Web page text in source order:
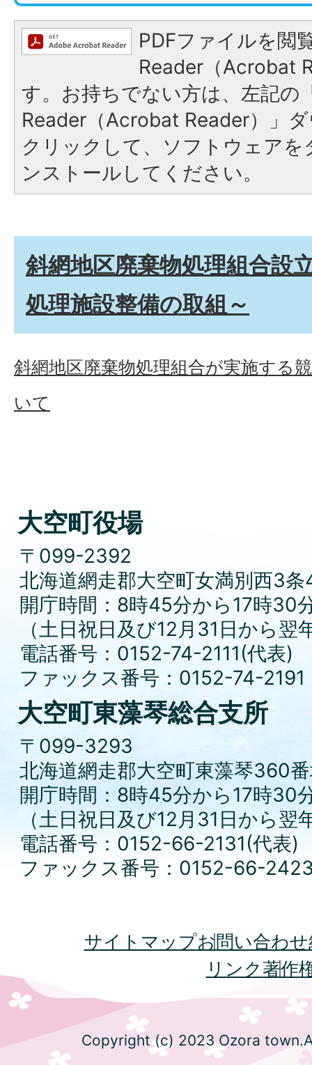
PDFファイルを閲
Reader（Acrobat
す。お持ちでない方は、左記の
Reader（Acrobat Reader）」
クリックして、ソフトウェア
ンストールしてください。
斜網地区廃棄物処理組合設
処理施設整備の取組～
斜網地区廃棄物処理組合が実施する
いて
大空町役場
〒099-2392
北海道網走郡大空町女満別西3条
開庁時間：8時45分から17時30
（土日祝日及び12月31日から
電話番号：0152-74-2111(代表)
ファックス番号：0152-74-2191
大空町東藻琴総合支所
〒099-3293
北海道網走郡大空町東藻琴360
開庁時間：8時45分から17時30
（土日祝日及び12月31日から
電話番号：0152-66-2131(代表)
ファックス番号：0152-66-
サイトマップお問い合わせ
リンク著作
Copyright (c) 2023 Ozora